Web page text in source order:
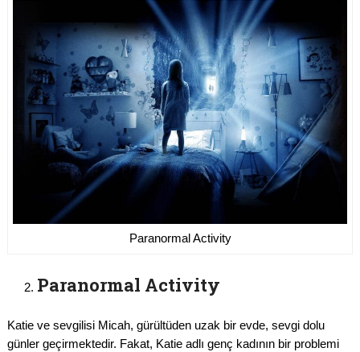
Paranormal Activity
Paranormal Activity
Katie ve sevgilisi Micah, gürültüden uzak bir evde, sevgi dolu
günler geçirmektedir. Fakat, Katie adlı genç kadının bir problemi